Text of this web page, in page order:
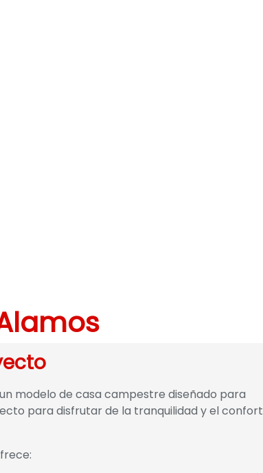
modelo de casa campestre diseñado para
para disfrutar de la tranquilidad y el confort